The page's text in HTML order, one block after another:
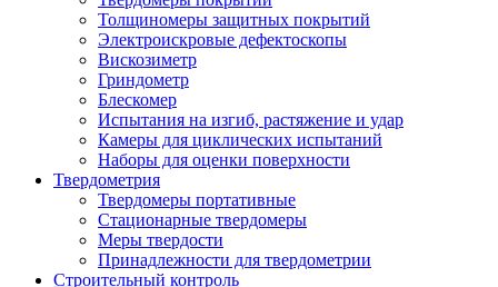
Толщиномеры защитных покрытий
Электроискровые дефектоскопы
Вискозиметр
Гриндометр
Блескомер
Испытания на изгиб, растяжение и удар
Камеры для циклических испытаний
Наборы для оценки поверхности
Твердометрия
Твердомеры портативные
Стационарные твердомеры
Меры твердости
Принадлежности для твердометрии
Строительный контроль